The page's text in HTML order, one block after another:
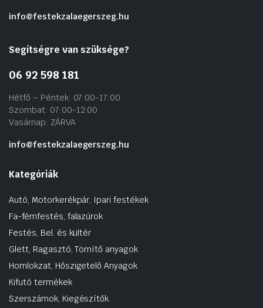
info@festekzalaegerszeg.hu
Segítségre van szüksége?
06 92 598 181
Hétfő – Péntek: 07:00-17:00
Szombat: 07:00-12:00
Vasárnap: ZÁRVA
info@festekzalaegerszeg.hu
Kategóriák
Autó, Motorkerékpár, Ipari festékek
Fa-fémfestés, falazúrok
Festés, Bel. és kültér
Glett, Ragasztó, Tömítő anyagok
Homlokzat, Hőszigetelő Anyagok
Kifutó termékek
Szerszámok, Kiegészítők